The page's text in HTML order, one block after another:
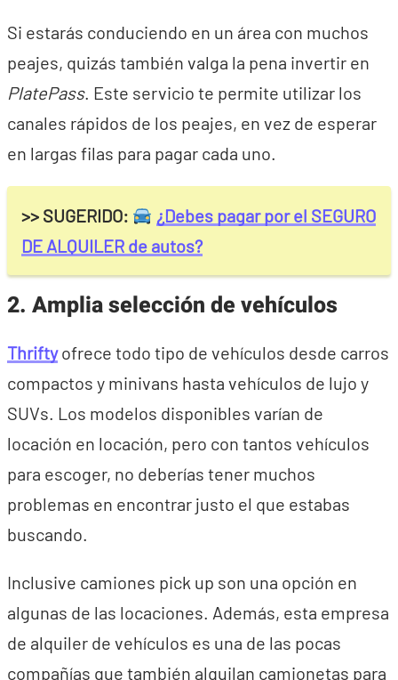
Si estarás conduciendo en un área con muchos
peajes, quizás también valga la pena invertir en
PlatePass. Este servicio te permite utilizar los
canales rápidos de los peajes, en vez de esperar
en largas filas para pagar cada uno.
>> SUGERIDO:
¿Debes pagar por el SEGURO
DE ALQUILER de autos?
2. Amplia selección de vehículos
Thriftyofrece todo tipo de vehículos desde carros
compactos y minivans hasta vehículos de lujo y
SUVs. Los modelos disponibles varían de
locación en locación, pero con tantos vehículos
para escoger, no deberías tener muchos
problemas en encontrar justo el que estabas
buscando.
Inclusive camiones pick up son una opción en
algunas de las locaciones. Además, esta empresa
de alquiler de vehículos es una de las pocas
compañías que también alquilan camionetas para